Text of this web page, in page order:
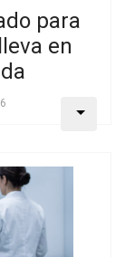
para
en